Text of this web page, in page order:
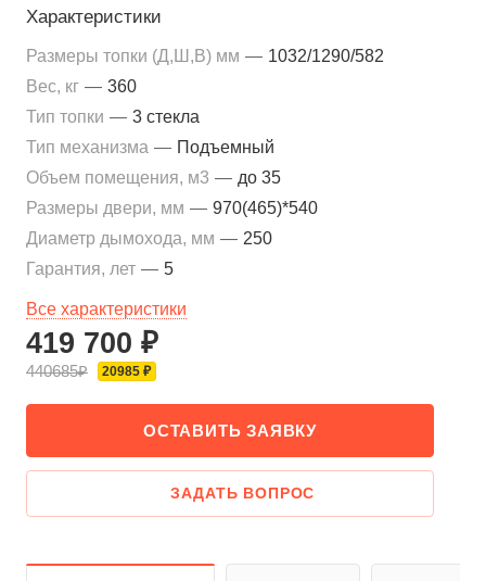
Характеристики
Размеры топки (Д,Ш,В) мм — 1032/1290/582
Вес, кг — 360
Тип топки — 3 стекла
Тип механизма — Подъемный
Объем помещения, м3 — до 35
Размеры двери, мм — 970(465)*540
Диаметр дымохода, мм — 250
Гарантия, лет — 5
Все характеристики
419 700 ₽
440685₽ 20985 ₽
ОСТАВИТЬ ЗАЯВКУ
ЗАДАТЬ ВОПРОС